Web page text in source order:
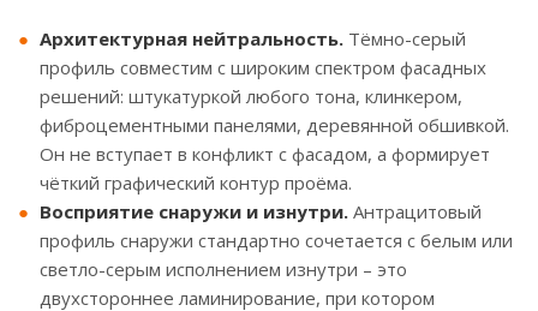
Архитектурная нейтральность. Тёмно-серый
профиль совместим с широким спектром фасадных
решений: штукатуркой любого тона, клинкером,
фиброцементными панелями, деревянной обшивкой.
Он не вступает в конфликт с фасадом, а формирует
чёткий графический контур проёма.
Восприятие снаружи и изнутри. Антрацитовый
профиль снаружи стандартно сочетается с белым или
светло-серым исполнением изнутри – это
двухстороннее ламинирование, при котором